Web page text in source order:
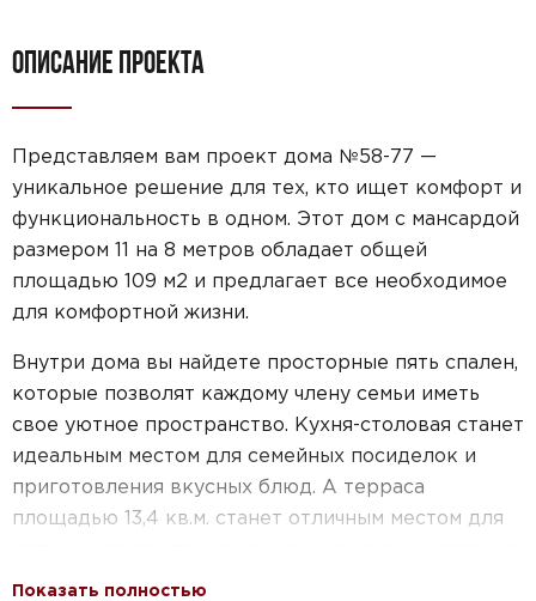
ОПИСАНИЕ ПРОЕКТА
Представляем вам проект дома №58-77 —
уникальное решение для тех, кто ищет комфорт и
функциональность в одном. Этот дом с мансардой
размером 11 на 8 метров обладает общей
площадью 109 м2 и предлагает все необходимое
для комфортной жизни.
Внутри дома вы найдете просторные пять спален,
которые позволят каждому члену семьи иметь
свое уютное пространство. Кухня-столовая станет
идеальным местом для семейных посиделок и
приготовления вкусных блюд. А терраса
площадью 13,4 кв.м. станет отличным местом для
Показать полностью